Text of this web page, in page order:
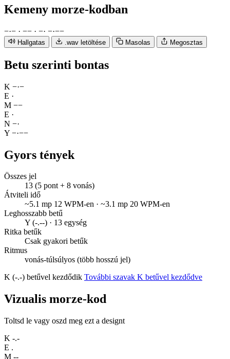
Kemeny morze-kodban
−·− · −− · −· −·−−
Hallgatas .wav letöltése Masolas Megosztas
Betu szerinti bontas
K −·−
E ·
M −−
E ·
N −·
Y −·−−
Gyors tények
Összes jel
13 (5 pont + 8 vonás)
Átviteli idő
~5.1 mp 12 WPM-en · ~3.1 mp 20 WPM-en
Leghosszabb betű
Y (-.--) · 13 egység
Ritka betűk
Csak gyakori betűk
Ritmus
vonás-túlsúlyos (több hosszú jel)
K (-.-) betűvel kezdődik További szavak K betűvel kezdődve
Vizualis morze-kod
Toltsd le vagy oszd meg ezt a designt
K -.-
E .
M --